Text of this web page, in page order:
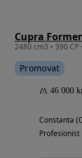
Cupra
Promovat
46 000
Constanta
Profesionist